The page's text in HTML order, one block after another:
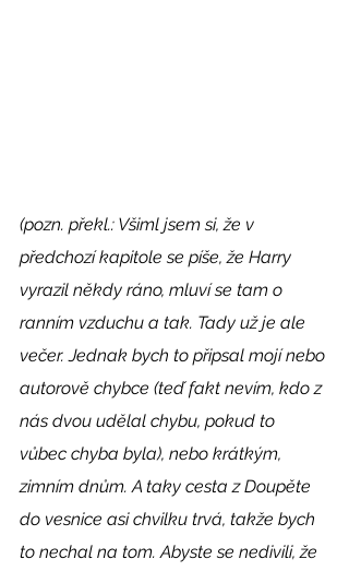
(pozn. překl.: Všiml jsem si, že v
předchozí kapitole se píše, že Harry
vyrazil někdy ráno, mluví se tam o
ranním vzduchu a tak. Tady už je ale
večer. Jednak bych to připsal mojí nebo
autorově chybce (teď fakt nevím, kdo z
nás dvou udělal chybu, pokud to
vůbec chyba byla), nebo krátkým,
zimním dnům. A taky cesta z Doupěte
do vesnice asi chvilku trvá, takže bych
to nechal na tom. Abyste se nedivili, že